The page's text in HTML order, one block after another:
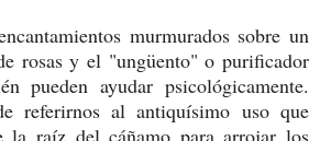
murmurados sobre un
rosas y el "ungüento" o purificador
pueden ayudar psicológicamente.
referirnos al antiquísimo uso que